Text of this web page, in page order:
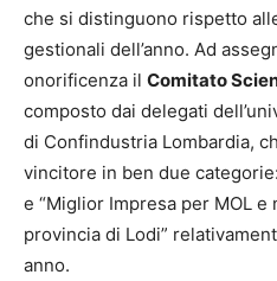
che si distinguono rispetto
gestionali dell’anno. Ad
onorificenza il Comitato
composto dai delegati
di Confindustria Lombardia,
vincitore in ben due
e “Miglior Impresa per MOL
provincia di Lodi”
anno.